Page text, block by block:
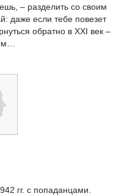
– разделить со своим
даже если тебе повезет
обратно в XXI век –
гг. с попаданцами.